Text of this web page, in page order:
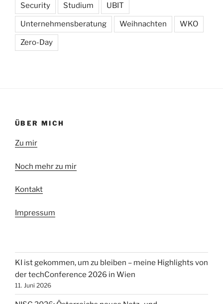
Security Studium UBIT
Unternehmensberatung Weihnachten WKO
Zero-Day
ÜBER MICH
Zu mir
Noch mehr zu mir
Kontakt
Impressum
KI ist gekommen, um zu bleiben – meine Highlights von
der techConference 2026 in Wien
11. Juni 2026